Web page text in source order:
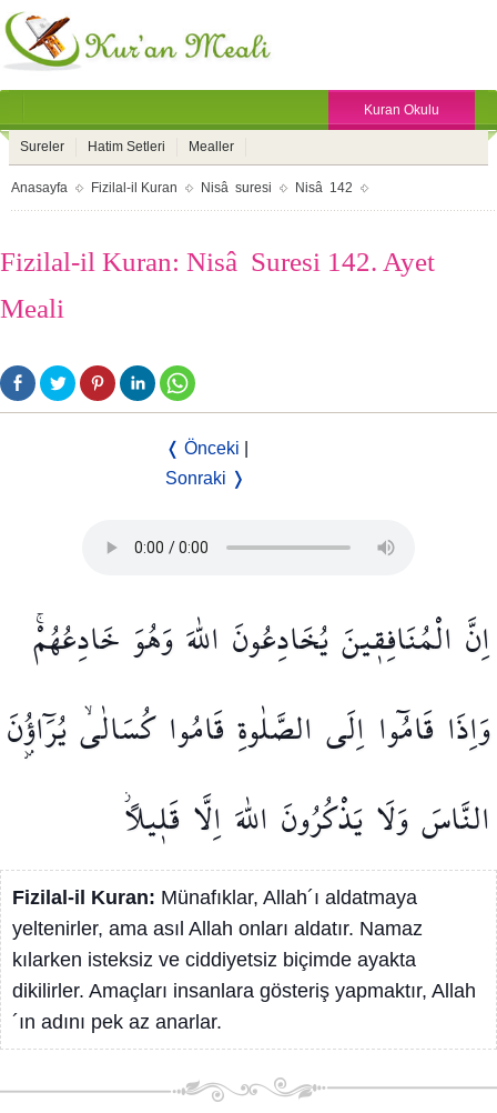
Kuran Okulu
Sureler Hatim Setleri Mealler
Anasayfa Fizilal-il Kuran Nisâ suresi Nisâ 142
Fizilal-il Kuran: Nisâ Suresi 142. Ayet
Meali
❬ Önceki
Sonraki ❭
اِنَّ الْمُنَافِق۪ينَيُخَادِعُونَ اللّٰهَوَهُوَ خَادِعُهُمْۚ
وَاِذَا قَامُٓوا اِلَى الصَّلٰوةِ قَامُوا كُسَالٰىۙيُرَٓاؤُ۫نَ
النَّاسَوَلَا يَذْكُرُونَ اللّٰهَاِلَّا قَل۪يلًاۘ
Fizilal-il Kuran: Münafıklar, Allah´ı aldatmaya
yeltenirler, ama asıl Allah onları aldatır. Namaz
kılarken isteksiz ve ciddiyetsiz biçimde ayakta
dikilirler. Amaçları insanlara gösteriş yapmaktır, Allah
´ın adını pek az anarlar.